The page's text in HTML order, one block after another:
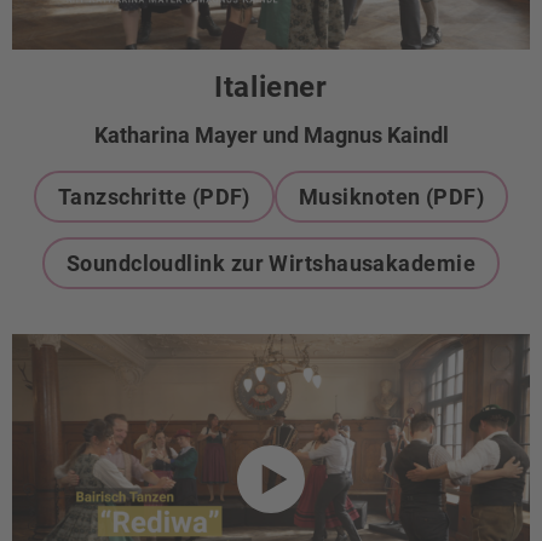
Italiener
Katharina Mayer und Magnus Kaindl
Tanzschritte (PDF) Musiknoten (PDF)
Soundcloudlink zur Wirtshausakademie